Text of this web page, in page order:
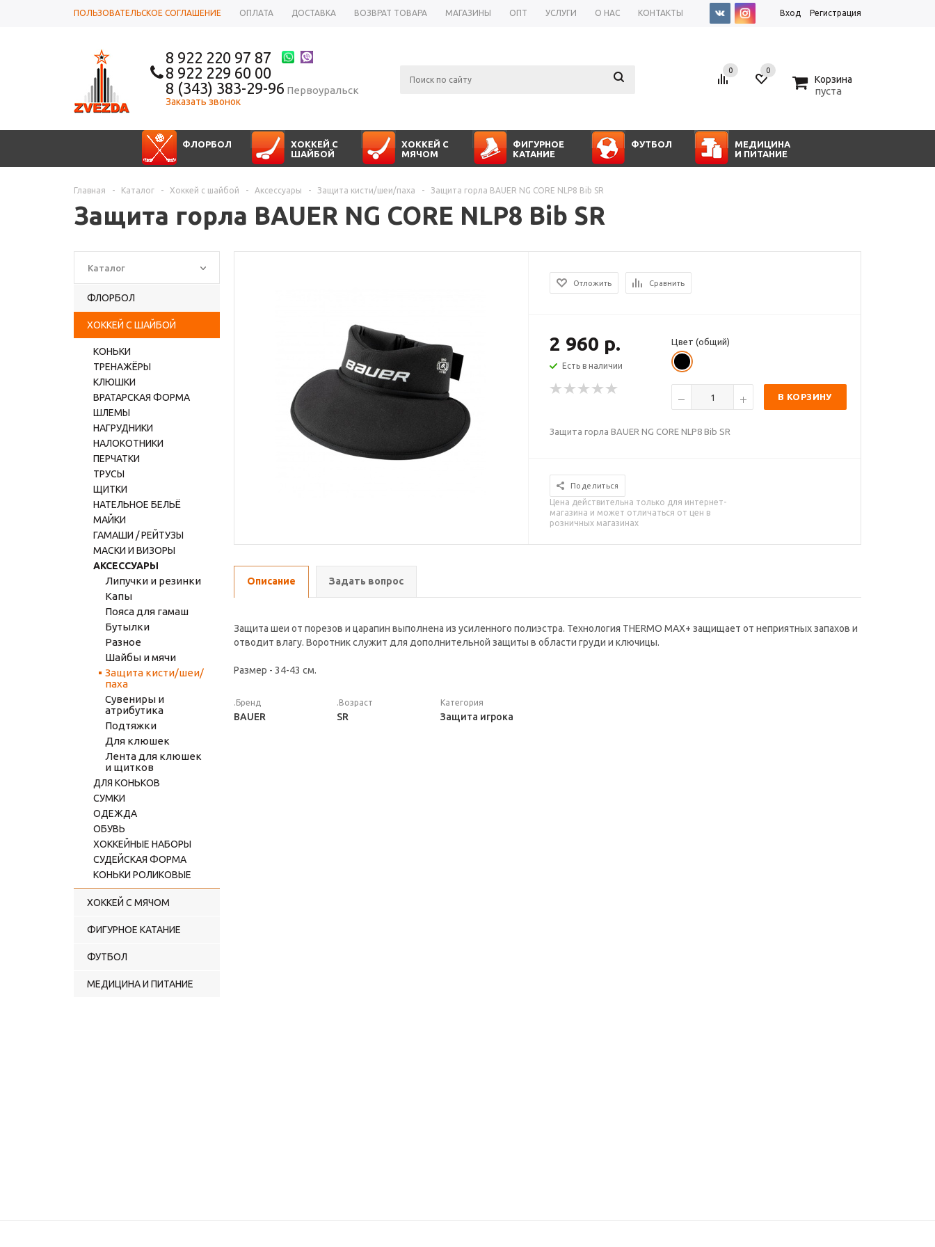
ПОЛЬЗОВАТЕЛЬСКОЕ СОГЛАШЕНИЕ ОПЛАТА ДОСТАВКА ВОЗВРАТ ТОВАРА МАГАЗИНЫ ОПТ УСЛУГИ О НАС КОНТАКТЫ Вход Регистрация
8 922 220 97 87
8 922 229 60 00
8 (343) 383-29-96 Первоуральск
Заказать звонок
0 0
Корзина
пуста
ФЛОРБОЛ
ХОККЕЙ С
ШАЙБОЙ
ХОККЕЙ С
МЯЧОМ
ФИГУРНОЕ
КАТАНИЕ
ФУТБОЛ
МЕДИЦИНА
И ПИТАНИЕ
Главная - Каталог - Хоккей с шайбой - Аксессуары - Защита кисти/шеи/паха - Защита горла BAUER NG CORE NLP8 Bib SR
Защита горла BAUER NG CORE NLP8 Bib SR
Каталог
ФЛОРБОЛ
ХОККЕЙ С ШАЙБОЙ
КОНЬКИ
ТРЕНАЖЁРЫ
КЛЮШКИ
ВРАТАРСКАЯ ФОРМА
ШЛЕМЫ
НАГРУДНИКИ
НАЛОКОТНИКИ
ПЕРЧАТКИ
ТРУСЫ
ЩИТКИ
НАТЕЛЬНОЕ БЕЛЬЁ
МАЙКИ
ГАМАШИ / РЕЙТУЗЫ
МАСКИ И ВИЗОРЫ
АКСЕССУАРЫ
Липучки и резинки
Капы
Пояса для гамаш
Бутылки
Разное
Шайбы и мячи
Защита кисти/шеи/
паха
Сувениры и
атрибутика
Подтяжки
Для клюшек
Лента для клюшек
и щитков
ДЛЯ КОНЬКОВ
СУМКИ
ОДЕЖДА
ОБУВЬ
ХОККЕЙНЫЕ НАБОРЫ
СУДЕЙСКАЯ ФОРМА
КОНЬКИ РОЛИКОВЫЕ
ХОККЕЙ С МЯЧОМ
ФИГУРНОЕ КАТАНИЕ
ФУТБОЛ
МЕДИЦИНА И ПИТАНИЕ
Отложить Сравнить
2 960 р.
Есть в наличии
Цвет (общий)
В КОРЗИНУ
Защита горла BAUER NG CORE NLP8 Bib SR
Поделиться
Цена действительна только для интернет-
магазина и может отличаться от цен в
розничных магазинах
Описание Задать вопрос
Защита шеи от порезов и царапин выполнена из усиленного полиэстра. Технология THERMO MAX+ защищает от неприятных запахов и
отводит влагу. Воротник служит для дополнительной защиты в области груди и ключицы.
Размер - 34-43 см.
.Бренд
BAUER
.Возраст
SR
Категория
Защита игрока